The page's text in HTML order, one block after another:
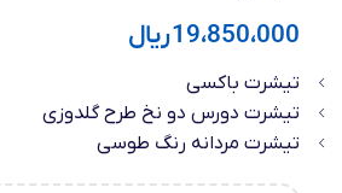
19،850،000ریال
تیشرت باکسی
تیشرت دورس دو نخ طرح گلدوزی
تیشرت مردانه رنگ طوسی